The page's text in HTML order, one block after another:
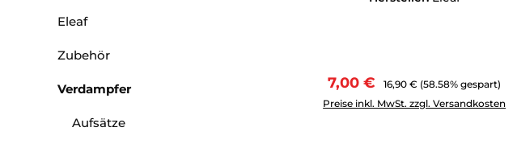
Eleaf
Zubehör
Verdampfer
Aufsätze
Verkaufspreis:
7,00 € Regulärer Preis:
16,90 € (58.58% gespart)
Preise inkl. MwSt. zzgl. Versandkosten
Produkt Anzahl: Gib den